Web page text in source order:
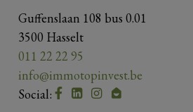
Guffenslaan 108 bus 0.01
3500 Hasselt
011 22 22 95
info@immotopinvest.be
Social: